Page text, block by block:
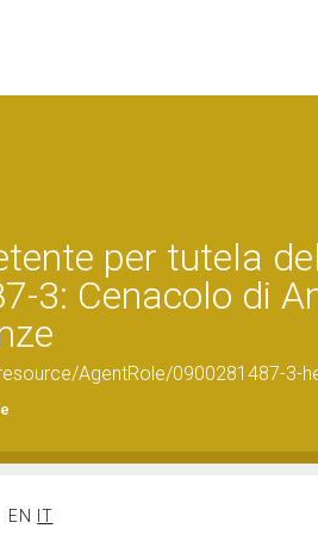
per tutela
3: Cenacolo di
AgentRole/0900281487-3-
EN
IT